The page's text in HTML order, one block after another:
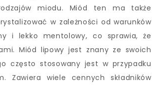
miodu. Miód ten ma także
w zależności od warunków
i lekko mentolowy, co sprawia, że
Miód lipowy jest znany ze swoich
często stosowany jest w przypadku
Zawiera wiele cennych składników